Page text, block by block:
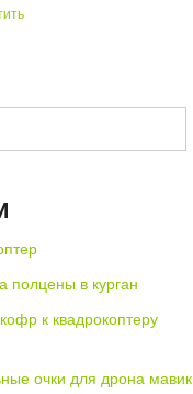
полцены в курган
к квадрокоптеру
очки для дрона мавик